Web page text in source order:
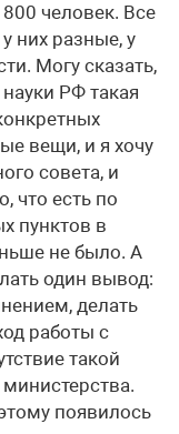
человек. Все
них разные, у
Могу сказать,
РФ такая
вещи, и я хочу
совета, и
что есть по
пунктов в
не было. А
один вывод:
делать
работы с
такой
появилось